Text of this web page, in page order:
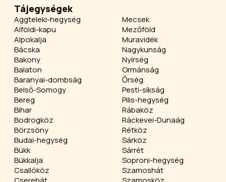
Tájegységek
Aggteleki-hegység
Alföldi-kapu
Alpokalja
Bácska
Bakony
Balaton
Baranyai-dombság
Belső-Somogy
Bereg
Bihar
Bodrogköz
Börzsöny
Budai-hegység
Bükk
Bükkalja
Csallóköz
Mecsek
Mezőföld
Muravidék
Nagykunság
Nyírség
Ormánság
Őrség
Pesti-síkság
Pilis-hegység
Rábaköz
Ráckevei-Dunaág
Rétköz
Sárköz
Sárrét
Soproni-hegység
Szamoshát